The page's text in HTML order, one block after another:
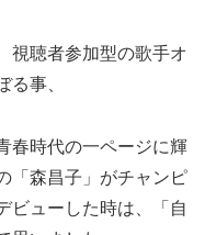
視聴者参加型の歌手オ
る事、
春時代の一ページに輝
「森昌子」がチャンピ
ビューした時は、「自